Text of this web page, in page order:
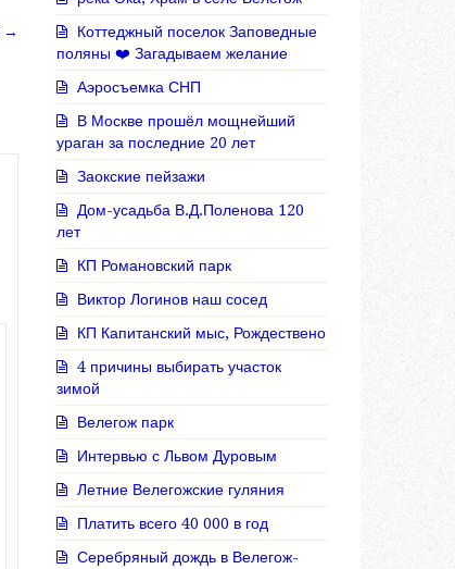
→
Коттеджный поселок Заповедные
поляны ❤️ Загадываем желание
Аэросъемка СНП
В Москве прошёл мощнейший
ураган за последние 20 лет
Заокские пейзажи
Дом-усадьба В.Д.Поленова 120
лет
КП Романовский парк
Виктор Логинов наш сосед
КП Капитанский мыс, Рождествено
4 причины выбирать участок
зимой
Велегож парк
Интервью с Львом Дуровым
Летние Велегожские гуляния
Платить всего 40 000 в год
Серебряный дождь в Велегож-